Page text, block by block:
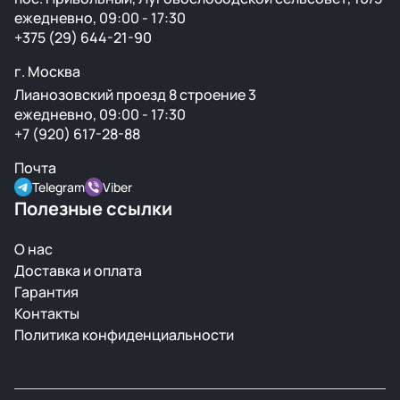
ежедневно, 09:00 - 17:30
+375 (29) 644-21-90
г. Москва
Лианозовский проезд 8 строение 3
ежедневно, 09:00 - 17:30
+7 (920) 617-28-88
Почта
Telegram Viber
Полезные ссылки
О нас
Доставка и оплата
Гарантия
Контакты
Политика конфиденциальности